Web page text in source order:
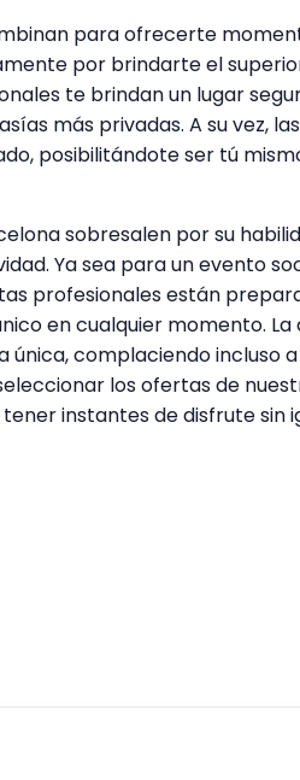
para ofrecerte
por brindarte el
te brindan un lugar
más privadas. A su vez,
posibilitándote ser tú
sobresalen por su
Ya sea para un evento
profesionales están
en cualquier momento.
única, complaciendo incluso
los ofertas de
instantes de disfrute sin